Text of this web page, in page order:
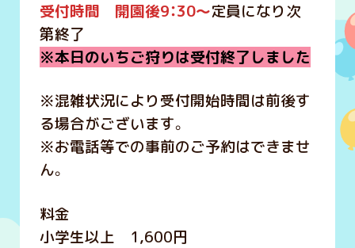
受付時間 開園後9：30～定員になり次
第終了
※本日のいちご狩りは受付終了しました
※混雑状況により受付開始時間は前後す
る場合がございます。
※お電話等での事前のご予約はできませ
ん。
料金
小学生以上 1,600円